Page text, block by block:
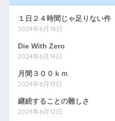
１日２４時間じゃ足りない件
2024年6月18日
Die With Zero
2024年6月14日
月間３００ｋｍ
2024年6月13日
継続することの難しさ
2024年6月12日